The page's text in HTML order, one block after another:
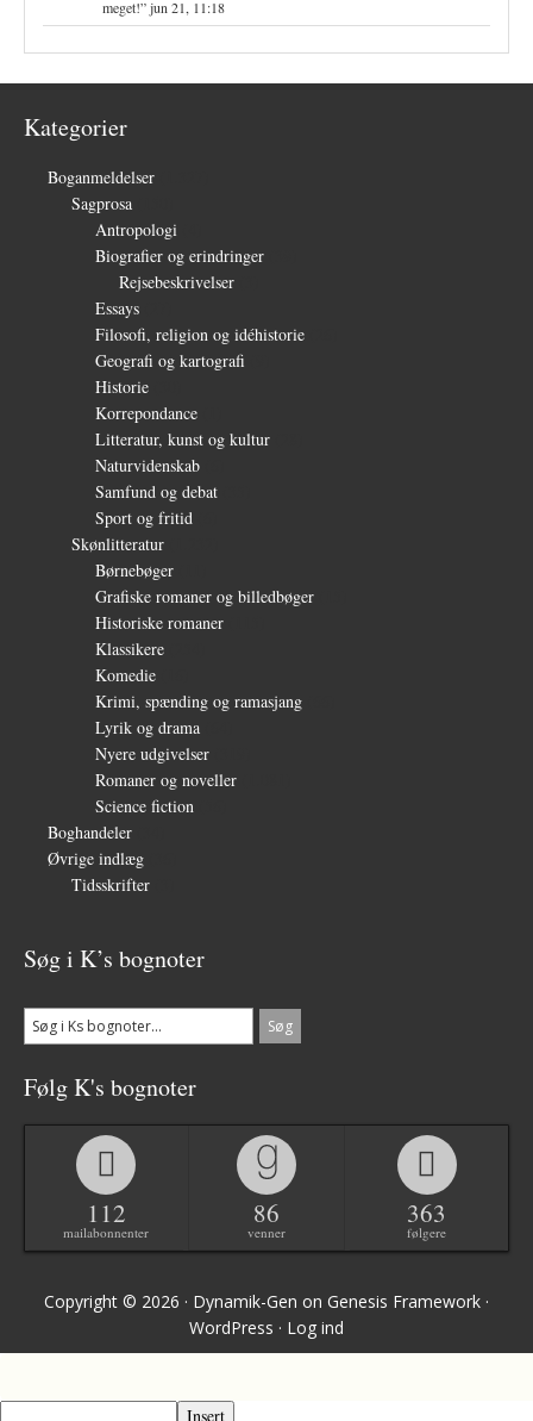
meget!”jun 21, 11:18
Kategorier
Boganmeldelser
Sagprosa
Antropologi
Biografier og erindringer
Rejsebeskrivelser
Essays
Filosofi, religion og idéhistorie
Geografi og kartografi
Historie
Korrepondance
Litteratur, kunst og kultur
Naturvidenskab
Samfund og debat
Sport og fritid
Skønlitteratur
Børnebøger
Grafiske romaner og billedbøger
Historiske romaner
Klassikere
Komedie
Krimi, spænding og ramasjang
Lyrik og drama
Nyere udgivelser
Romaner og noveller
Science fiction
Boghandeler
Øvrige indlæg
Tidsskrifter
Søg i K’s bognoter
Følg K's bognoter
112
mailabonnenter
86
venner
363
følgere
Copyright © 2026 · Dynamik-Gen on Genesis Framework ·
WordPress · Log ind
Insert